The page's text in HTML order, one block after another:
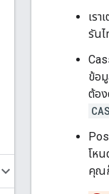
เรา
รันไ
ข้อ
ต้อ
โห
คุณ